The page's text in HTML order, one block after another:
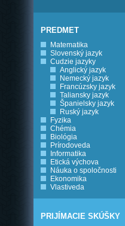
PREDMET
Matematika
Slovenský jazyk
Cudzie jazyky
Anglický jazyk
Nemecký jazyk
Francúzsky jazyk
Taliansky jazyk
Španielsky jazyk
Ruský jazyk
Fyzika
Chémia
Biológia
Prírodoveda
Informatika
Etická výchova
Náuka o spoločnosti
Ekonomika
Vlastiveda
PRIJÍMACIE SKÚŠKY